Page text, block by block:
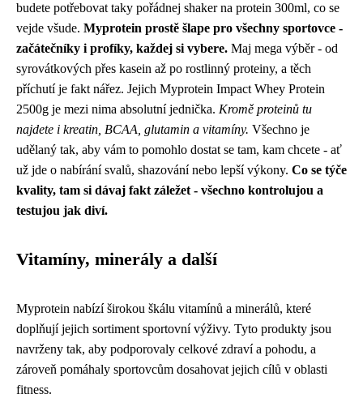
budete potřebovat taky pořádnej shaker na protein 300ml, co se
vejde všude. Myprotein prostě šlape pro všechny sportovce -
začátečníky i profíky, každej si vybere. Maj mega výběr - od
syrovátkových přes kasein až po rostlinný proteiny, a těch
příchutí je fakt nářez. Jejich Myprotein Impact Whey Protein
2500g je mezi nima absolutní jednička. Kromě proteinů tu
najdete i kreatin, BCAA, glutamin a vitamíny. Všechno je
udělaný tak, aby vám to pomohlo dostat se tam, kam chcete - ať
už jde o nabírání svalů, shazování nebo lepší výkony. Co se týče
kvality, tam si dávaj fakt záležet - všechno kontrolujou a
testujou jak diví.
Vitamíny, minerály a další
Myprotein nabízí širokou škálu vitamínů a minerálů, které
doplňují jejich sortiment sportovní výživy. Tyto produkty jsou
navrženy tak, aby podporovaly celkové zdraví a pohodu, a
zároveň pomáhaly sportovcům dosahovat jejich cílů v oblasti
fitness.